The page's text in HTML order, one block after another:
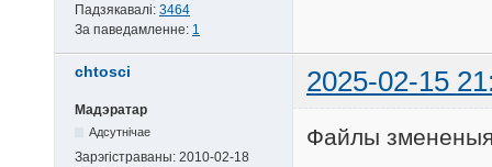
Падзякавалі: 3464
За паведамленне: 1
chtosci 2025-02-15
Мадэратар
Адсутнічае
Зарэгістраваны: 2010-02-18
Файлы